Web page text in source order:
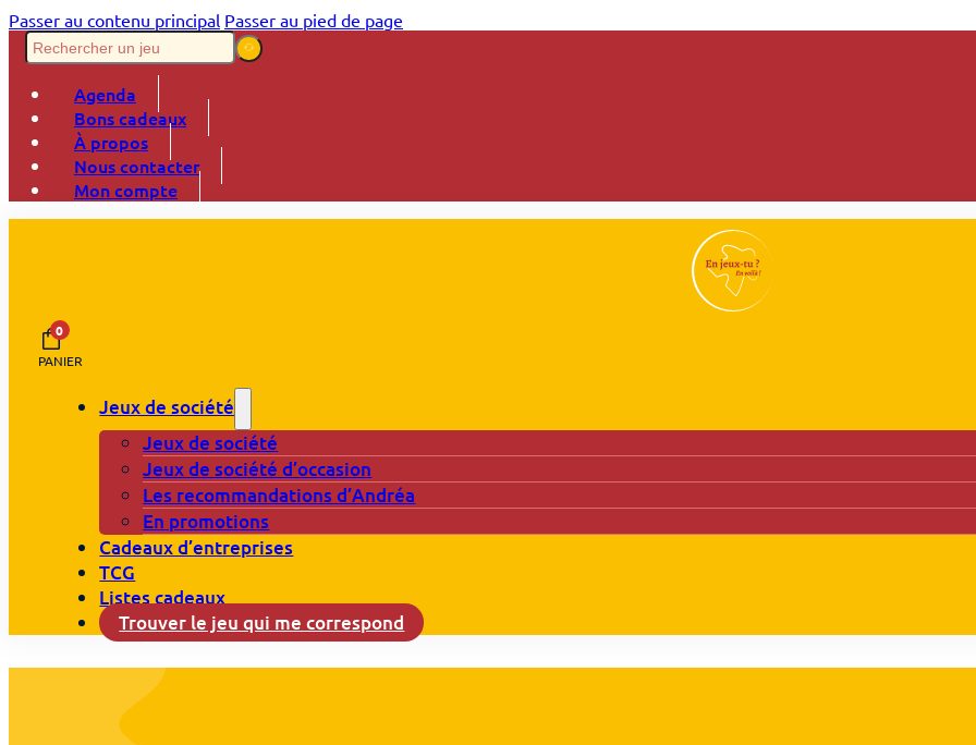
Passer au contenu principal Passer au pied de page
Agenda
Bons cadeaux
À propos
Nous contacter
Mon compte
0
PANIER
Jeux de société
Jeux de société
Jeux de société d’occasion
Les recommandations d’Andréa
En promotions
Cadeaux d’entreprises
TCG
Listes cadeaux
Trouver le jeu qui me correspond